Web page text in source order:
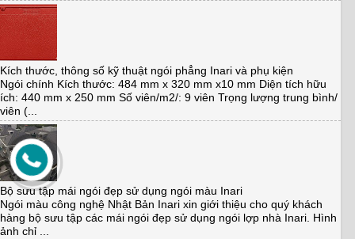
Kích thước, thông số kỹ thuật ngói phẳng Inari và phụ kiện
Ngói chính Kích thước: 484 mm x 320 mm x10 mm Diện tích hữu
ích: 440 mm x 250 mm Số viên/m2/: 9 viên Trọng lượng trung bình/
viên (...
Bộ sưu tập mái ngói đẹp sử dụng ngói màu Inari
Ngói màu công nghệ Nhật Bản Inari xin giới thiệu cho quý khách
hàng bộ sưu tập các mái ngói đẹp sử dụng ngói lợp nhà Inari. Hình
ảnh chỉ ...